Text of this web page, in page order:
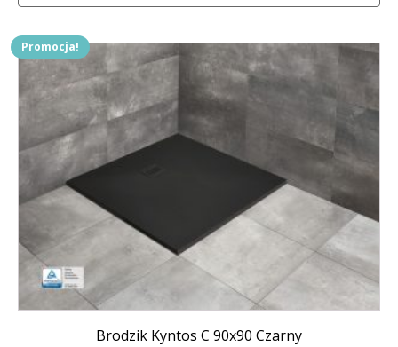
1537,00 zł.1383,00 zł.
Promocja!
Brodzik Kyntos C 90x90 Czarny